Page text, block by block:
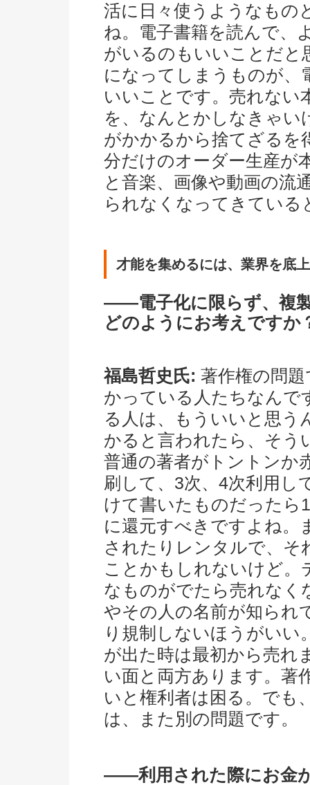
活に日々使うようなもの
ね。電子書籍を読んで、
がいるのもいいことだと
になってしまうものが、
いいことです。売れない
を、なんとかしなきゃい
がかかるから捨てざるを
分だけのオーダー生産が
と音楽、画像や動画の流
られなくなってきてい
才能を集めるには、業界を底
――電子化に限らず、複
どのようにお考えですか
福島哲史氏: 著作権の問
かっている人たちなんで
る人は、もういいと思う
かると言われたら、そう
普通の著者がトントンか
刷して、3次、4次利用し
けて書いたものだったら
に還元すべきですよね。
されたりレンタルで、そ
ことかもしれないけど
なものがでたら売れなく
やその人の名前が知られ
り規制しないほうがいい
が出た時は最初から売れ
い面と両方あります。著
いと権利者は困る。でも
は、また別の問題です。
――利用された際にお金